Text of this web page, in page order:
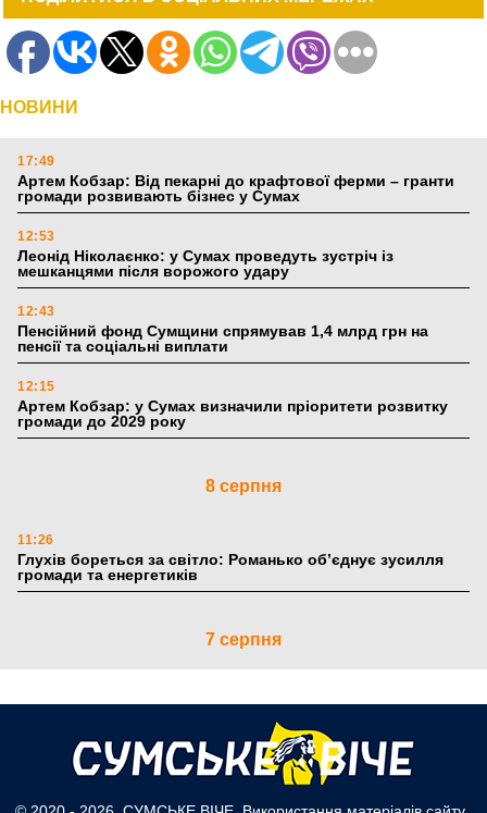
НОВИНИ
17:49
Артем Кобзар: Від пекарні до крафтової ферми – гранти
громади розвивають бізнес у Сумах
12:53
Леонід Ніколаєнко: у Сумах проведуть зустріч із
мешканцями після ворожого удару
12:43
Пенсійний фонд Сумщини спрямував 1,4 млрд грн на
пенсії та соціальні виплати
12:15
Артем Кобзар: у Сумах визначили пріоритети розвитку
громади до 2029 року
8 серпня
11:26
Глухів бореться за світло: Романько об’єднує зусилля
громади та енергетиків
7 серпня
Пенсійний фонд працюватиме за новим алгоритмом